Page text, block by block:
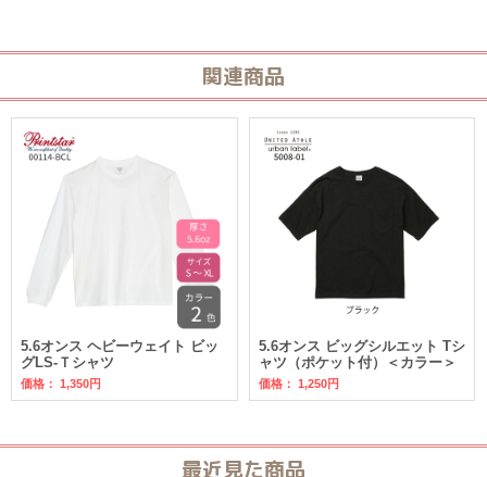
関連商品
5.6オンス ヘビーウェイト ビッ
グLS-Ｔシャツ
価格： 1,350円
5.6オンス ビッグシルエット Tシ
ャツ（ポケット付）＜カラー＞
価格： 1,250円
最近見た商品